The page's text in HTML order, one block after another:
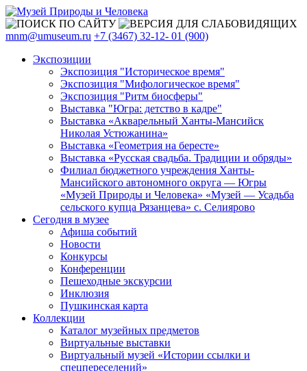
mnm@umuseum.ru +7 (3467) 32-12- 01 (900)
Экспозиции
Экспозиция "Историческое время"
Экспозиция "Мифологическое время"
Экспозиция "Ритм биосферы"
Выставка "Югра: детство в кадре"
Выставка «Акварельный Ханты-Мансийск
Николая Устюжанина»
Выставка «Геометрия на бересте»
Выставка «Русская свадьба. Традиции и обряды»
Филиал бюджетного учреждения Ханты-
Мансийского автономного округа — Югры
«Музей Природы и Человека» «Музей — Усадьба
сельского купца Рязанцева» с. Селиярово
Сегодня в музее
Афиша событий
Новости
Конкурсы
Конференции
Пешеходные экскурсии
Инклюзия
Пушкинская карта
Коллекции
Каталог музейных предметов
Виртуальные выставки
Виртуальный музей «Истории ссылки и
спецпереселений»